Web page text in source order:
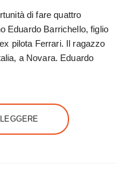
di fare quattro
Eduardo Barrichello, figlio
pilota Ferrari. Il ragazzo
a Novara. Eduardo